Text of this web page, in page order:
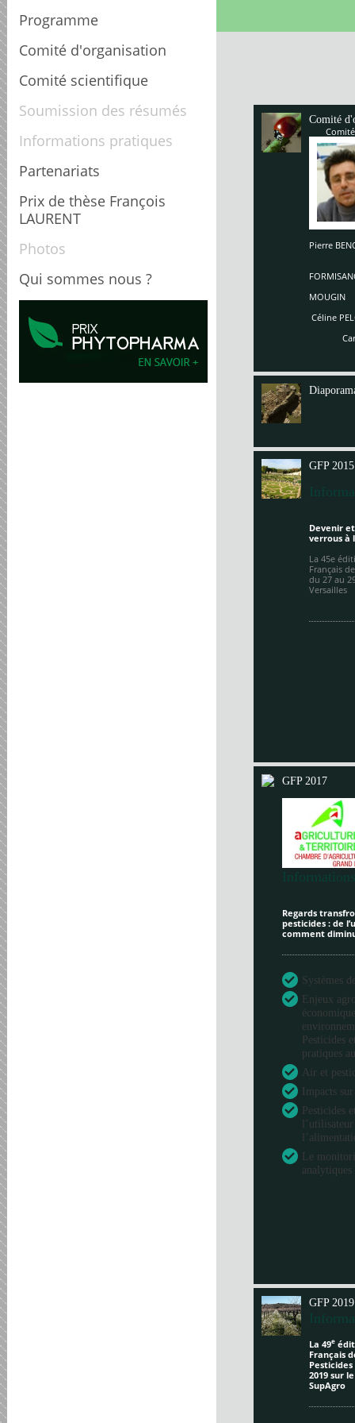
Programme
Comité d'organisation
Comité scientifique
Soumission des résumés
Informations pratiques
Partenariats
Prix de thèse François
LAURENT
Photos
Qui sommes nous ?
Comité
Pierre
MOUGIN
Céline
Carole
GFP 2015
Devenir
verrous à
La 45e
Français
du 27 au
Versailles
GFP 2017
Regards
pesticides : de
comment
Systèmes
Enjeux
Pesticides
pratiques
Air et
Impacts
Pesticides
Le
GFP 2019
La 49e
Français
2019 sur
SupAgro